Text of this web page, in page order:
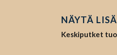
NÄYTÄ
Keskiputket